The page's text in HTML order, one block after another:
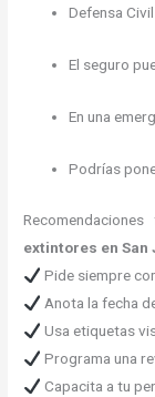
Defensa
El seguro
En una
Podrías
extintores en San
Pide siempre
Anota la fecha
Usa etiquetas
Programa una
Capacita a tu